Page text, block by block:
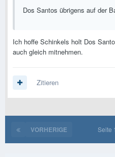
Dos Santos übrigens auf der
Ich hoffe Schinkels holt Dos
auch gleich mitnehmen.
Zitieren
VORHERIGE Seite